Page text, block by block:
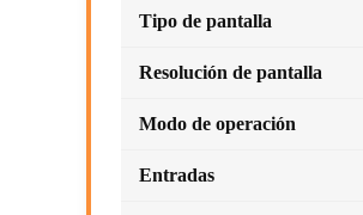
Tipo de pantalla
Resolución de pantalla
Modo de operación
Entradas